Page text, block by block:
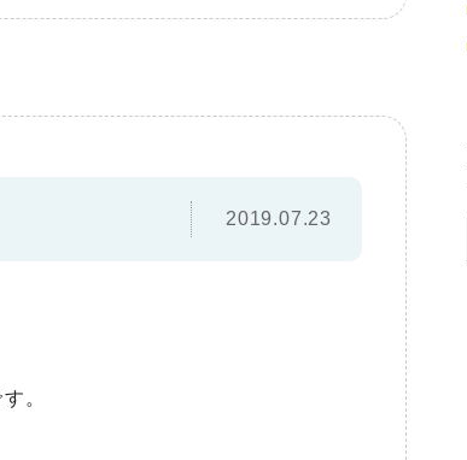
2019.07.23
。